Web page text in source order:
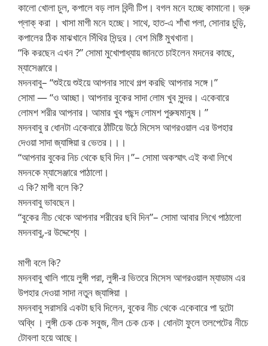
কালো খোলা চুল, কপালে বড় লাল বিন্দী টিপ। বগল মনে হচ্ছে কামানো। ভ্রু
প্লাক্ করা । খাসা মাগী মনে হচ্ছে। সাথে, হাত-এ শাঁখা পলা, সোনার চুড়ি,
কপালের ঠিক মাঝখানে সিঁথির সিন্দুর। বেশ মিষ্টি মুখখানা।
“কি করছেন এখন ?” সোমা মুখোপাধ্যায় জানতে চাইলেন মদনের কাছে,
ম্যাসেঞ্জারে।
মদনবাবু– “শুইয়ে শুইয়ে আপনার সাথে গল্প করছি আপনার সঙ্গে।”
সোমা — “ও আচ্ছা। আপনার বুকের সাদা লোম খুব সুন্দর। একেবারে
লোমশ শরীর আপনার। আমার খুব পছন্দ লোমশ পুরুষমানুষ। ”
মদনবাবু র ধোনটা একেবারে ঠাঁটিয়ে উঠে মিসেস আগরওয়াল এর উপহার
দেওয়া সাদা জ্যাঙ্গিয়া র ভেতর।।।
“আপনার বুকের নিচ থেকে ছবি দিন।”– সোমা অকস্মাৎ এই কথা লিখে
মদনকে ম্যাসেঞ্জারে পাঠালো।
এ কি? মাগী বলে কি?
মদনবাবু ভাবছেন।
“বুকের নীচ থেকে আপনার শরীরের ছবি দিন”– সোমা আবার লিখে পাঠালো
মদনবাবু,-র উদ্দেশ্যে ।
মাগী বলে কি?
মদনবাবু খালি গায়ে লুঙ্গী পরা, লুঙ্গী-র ভিতরে মিসেস আগরওয়াল ম্যাডাম এর
উপহার দেওয়া সাদা নতুন জ্যাঙ্গিয়া ।
মদনবাবু সরাসরি একটা ছবি দিলেন, বুকের নীচ থেকে একেবারে পা দুটো
অব্ধি । লুঙ্গী চেক চেক সবুজ, নীল চেক চেক। ধোনটা ফুলে তলপেটের নীচে
টোবলা হয়ে আছে।